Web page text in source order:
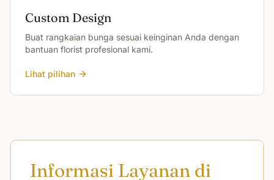
Custom Design
Buat rangkaian bunga sesuai keinginan Anda dengan
bantuan florist profesional kami.
Lihat pilihan
Informasi Layanan di